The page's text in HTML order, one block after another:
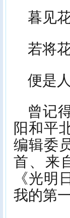
暮见
若将
便是
曾记
阳和平
编辑委
首、来
《光明
我的第